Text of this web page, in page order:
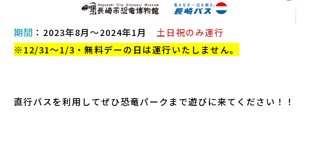
アクセス
期間 ：2023年8月～2024年1月 土日祝のみ運行
※12/31～1/3・無料デーの日は運行いたしません。
直行バスを利用してぜひ恐竜パークまで遊びに来てください！！